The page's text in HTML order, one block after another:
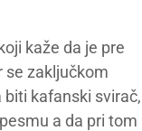
kaže da je pre
se zaključkom
kafanski svirač,
a da pri tom